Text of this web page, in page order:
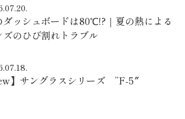
ダッシュボードは80℃!?｜夏の熱による
ズのひび割れトラブル
】サングラスシリーズ ”F-5″